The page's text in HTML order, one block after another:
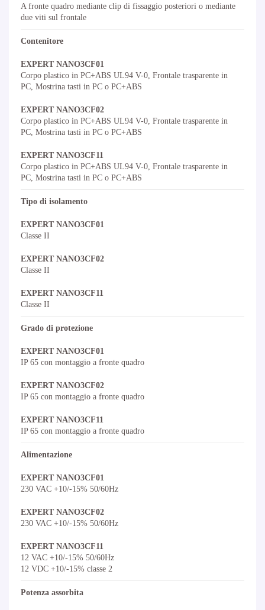
A fronte quadro mediante clip di fissaggio posteriori o mediante
due viti sul frontale
Contenitore
EXPERT NANO3CF01
Corpo plastico in PC+ABS UL94 V-0, Frontale trasparente in
PC, Mostrina tasti in PC o PC+ABS
EXPERT NANO3CF02
Corpo plastico in PC+ABS UL94 V-0, Frontale trasparente in
PC, Mostrina tasti in PC o PC+ABS
EXPERT NANO3CF11
Corpo plastico in PC+ABS UL94 V-0, Frontale trasparente in
PC, Mostrina tasti in PC o PC+ABS
Tipo di isolamento
EXPERT NANO3CF01
Classe II
EXPERT NANO3CF02
Classe II
EXPERT NANO3CF11
Classe II
Grado di protezione
EXPERT NANO3CF01
IP 65 con montaggio a fronte quadro
EXPERT NANO3CF02
IP 65 con montaggio a fronte quadro
EXPERT NANO3CF11
IP 65 con montaggio a fronte quadro
Alimentazione
EXPERT NANO3CF01
230 VAC +10/-15% 50/60Hz
EXPERT NANO3CF02
230 VAC +10/-15% 50/60Hz
EXPERT NANO3CF11
12 VAC +10/-15% 50/60Hz
12 VDC +10/-15% classe 2
Potenza assorbita